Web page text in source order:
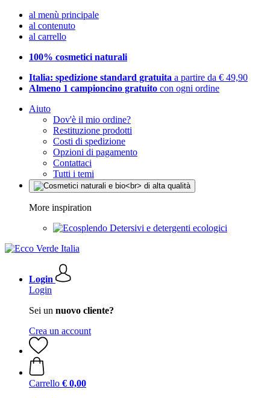
al menù principale
al contenuto
al carrello
100% cosmetici naturali
Italia: spedizione standard gratuita a partire da € 49,90
Almeno 1 campioncino gratuito con ogni ordine
Aiuto
Dov'è il mio ordine?
Restituzione prodotti
Costi di spedizione
Opzioni di pagamento
Contattaci
Tutti i temi
More inspiration
Detersivi e detergenti ecologici
Login
Login
Sei un nuovo cliente?
Crea un account
Carrello € 0,00